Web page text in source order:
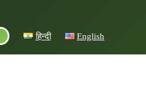
हिन्दी English